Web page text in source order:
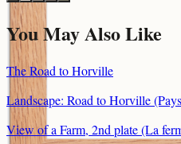
You May Also Like
The Road to Horville
Landscape: Road to Horville
View of a Farm, 2nd plate (La